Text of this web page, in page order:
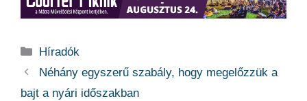
Kategória
Híradók
Néhány egyszerű szabály, hogy megelőzzük a
bajt a nyári időszakban